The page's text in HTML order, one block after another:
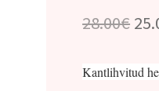
28.00€
oli:
Kantlihvitud